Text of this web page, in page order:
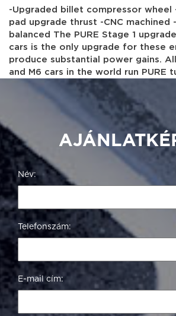
-Upgraded billet compressor wheel
pad upgrade thrust -CNC machined
balanced The PURE Stage 1
cars is the only upgrade for these
produce substantial power gains.
and M6 cars in the world run PURE
Név:
Telefonszám:
E-mail cím: